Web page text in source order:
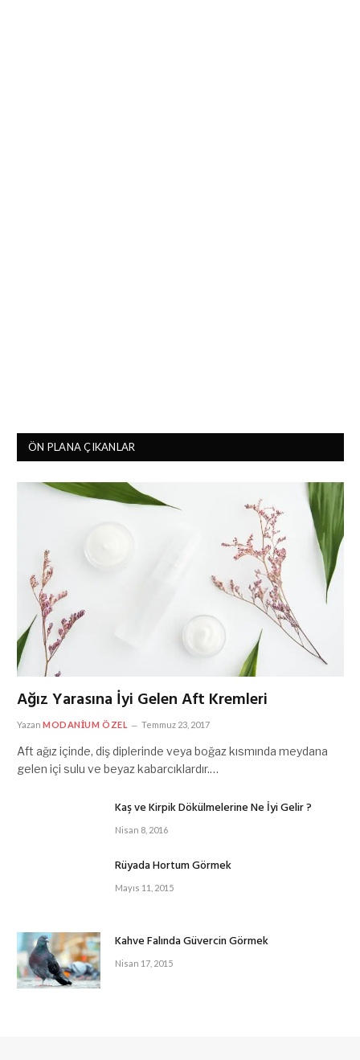
ÖN PLANA ÇIKANLAR
Ağız Yarasına İyi Gelen Aft Kremleri
Yazan MODANIUM ÖZEL Temmuz 23, 2017
Aft ağız içinde, diş diplerinde veya boğaz kısmında meydana
gelen içi sulu ve beyaz kabarcıklardır.…
Kaş ve Kirpik Dökülmelerine Ne İyi Gelir ?
Nisan 8, 2016
Rüyada Hortum Görmek
Mayıs 11, 2015
Kahve Falında Güvercin Görmek
Nisan 17, 2015